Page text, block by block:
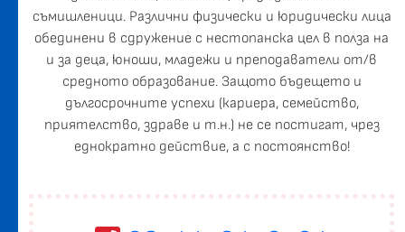
съмишленици. Различни физически и юридически лица
обединени в сдружение с нестопанска цел в полза на
и за деца, юноши, младежи и преподаватели от/в
средното образование. Защото бъдещето и
дългосрочните успехи (кариера, семейство,
приятелство, здраве и т.н.) не се постигат, чрез
еднократно действие, а с постоянство!